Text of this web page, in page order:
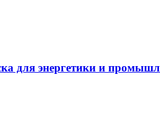
для энергетики и